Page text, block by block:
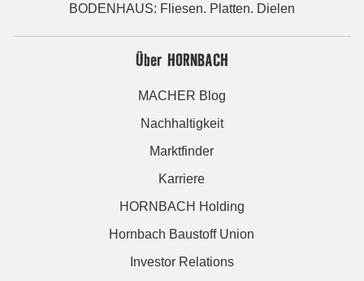
BODENHAUS: Fliesen. Platten. Dielen
Über HORNBACH
MACHER Blog
Nachhaltigkeit
Marktfinder
Karriere
HORNBACH Holding
Hornbach Baustoff Union
Investor Relations